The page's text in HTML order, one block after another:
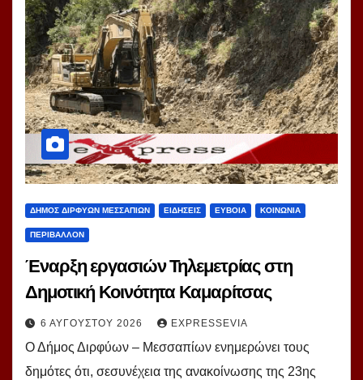
ΔΗΜΟΣ ΔΙΡΦΥΩΝ ΜΕΣΣΑΠΙΩΝ ΕΙΔΗΣΕΙΣ ΕΥΒΟΙΑ ΚΟΙΝΩΝΙΑ
ΠΕΡΙΒΑΛΛΟΝ
Έναρξη εργασιών Τηλεμετρίας στη
Δημοτική Κοινότητα Καμαρίτσας
6 ΑΥΓΟΎΣΤΟΥ 2026 EXPRESSEVIA
Ο Δήμος Διρφύων – Μεσσαπίων ενημερώνει τους
δημότες ότι, σεσυνέχεια της ανακοίνωσης της 23ης